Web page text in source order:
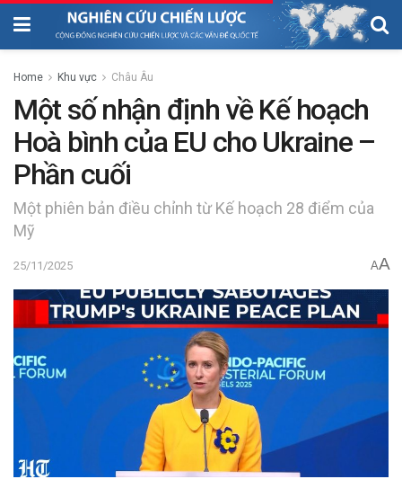
Home Khu vực Châu Âu
Một số nhận định về Kế hoạch
Hoà bình của EU cho Ukraine –
Phần cuối
Một phiên bản điều chỉnh từ Kế hoạch 28 điểm của
Mỹ
25/11/2025 AA